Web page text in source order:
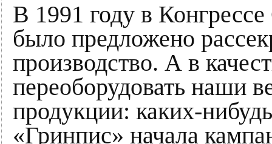
В 1991 году в
было предложено
производство. А в
переоборудовать наши
продукции: каких-
«Гринпис» начала